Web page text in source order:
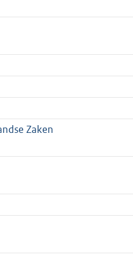
Zaken